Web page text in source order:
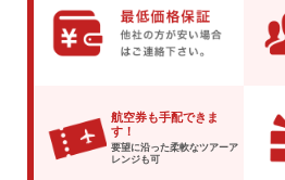
航空券も手配できま
す！
要望に沿った柔軟なツアーア
レンジも可